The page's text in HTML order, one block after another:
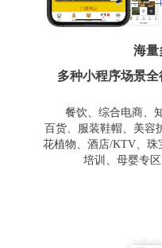
海量
多种小程序场景
餐饮、综合电商、
百货、服装鞋帽、美容
花植物、酒店/KTV、珠
培训、母婴专